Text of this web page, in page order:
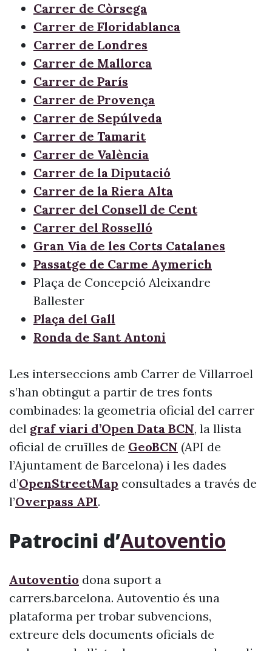
Carrer de Còrsega
Carrer de Floridablanca
Carrer de Londres
Carrer de Mallorca
Carrer de París
Carrer de Provença
Carrer de Sepúlveda
Carrer de Tamarit
Carrer de València
Carrer de la Diputació
Carrer de la Riera Alta
Carrer del Consell de Cent
Carrer del Rosselló
Gran Via de les Corts Catalanes
Passatge de Carme Aymerich
Plaça de Concepció Aleixandre
Ballester
Plaça del Gall
Ronda de Sant Antoni
Les interseccions amb Carrer de Villarroel
s’han obtingut a partir de tres fonts
combinades: la geometria oficial del carrer
del graf viari d’Open Data BCN, la llista
oficial de cruïlles de GeoBCN (API de
l’Ajuntament de Barcelona) i les dades
d’OpenStreetMap consultades a través de
l’Overpass API.
Patrocini d’Autoventio
Autoventio dona suport a
carrers.barcelona. Autoventio és una
plataforma per trobar subvencions,
extreure dels documents oficials de